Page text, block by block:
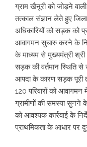
ग्राम खैनूरी को जोड़ने
तत्काल संज्ञान लेते हुए
अधिकारियों को सड़क को
आवागमन सुचारु करने के
के माध्यम से मुख्यमंत्री श्री
सड़क की वर्तमान स्थिति से
आपदा के कारण सड़क पूरी
120 परिवारों को आवागमन
ग्रामीणों की समस्या सुनने
को आवश्यक कार्रवाई के
प्राथमिकता के आधार पर